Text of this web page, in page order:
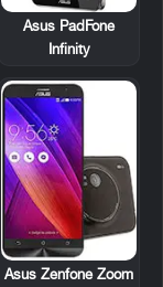
Asus PadFone
Infinity
Asus Zenfone Zoom